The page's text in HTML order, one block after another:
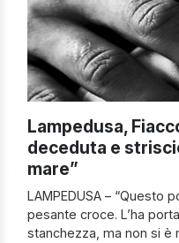
Lampedusa,
deceduta e
mare”
LAMPEDUSA – “Questo
pesante croce. L’ha
stanchezza, ma non si è